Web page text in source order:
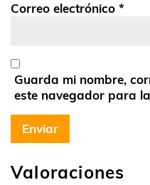
Valoraciones
Correo electrónico *
Guarda mi nombre,
este navegador para